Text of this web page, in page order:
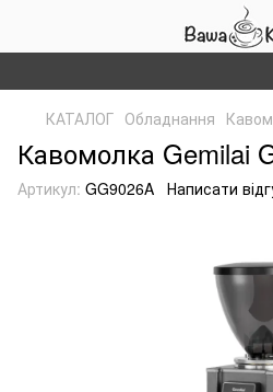
КАТАЛОГ Обладнання
Кавомолка Gemilai
Артикул: GG9026A Написати